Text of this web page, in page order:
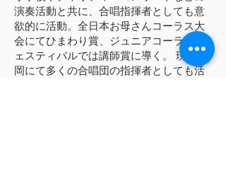
演奏活動と共に、合唱指揮者としても意
欲的に活動。全日本お母さんコーラス大
会にてひまわり賞、ジュニアコーラスフ
ェスティバルでは講師賞に導く。 現在福
岡にて多くの合唱団の指揮者としても活